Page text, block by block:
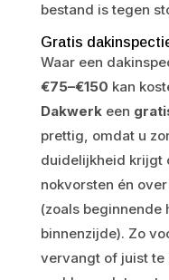
bestand is tegen
Gratis
Waar een
€75–€150 kan
Dakwerkeen
prettig, omdat u
duidelijkheid krijgt
nokvorsten én
(zoals beginnende
binnenzijde). Zo
vervangt of juist te